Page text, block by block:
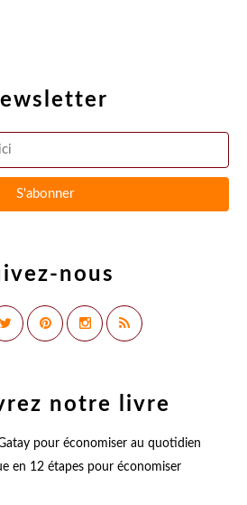
nous
notre livre
en 12 étapes pour économiser